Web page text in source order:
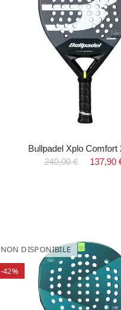
Bullpadel Xplo Comfort
240,00 €
137,90
NON DISPONIBILE
-42%